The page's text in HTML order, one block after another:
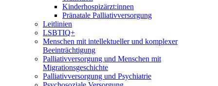
Kinderhospizärzt:innen
Pränatale Palliativversorgung
Leitlinien
LSBTIQ+
Menschen mit intellektueller und komplexer
Beeinträchtigung
Palliativversorgung und Menschen mit
Migrationsgeschichte
Palliativversorgung und Psychiatrie